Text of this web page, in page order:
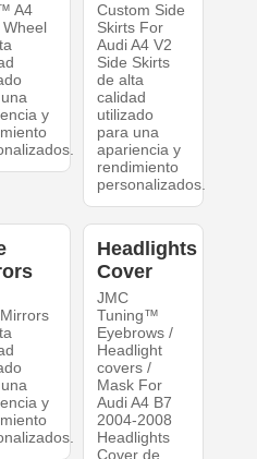
A4
Wheel
y
Custom Side
Skirts For
Audi A4 V2
Side Skirts
de alta
calidad
utilizado
para una
apariencia y
rendimiento
personalizados.
y
Headlights
Cover
JMC
Tuning™
Eyebrows /
Headlight
covers /
Mask For
Audi A4 B7
2004-2008
Headlights
Cover de